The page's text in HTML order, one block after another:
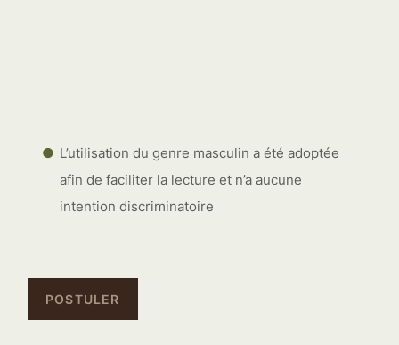
L’utilisation du genre masculin a été adoptée
afin de faciliter la lecture et n’a aucune
intention discriminatoire
POSTULER